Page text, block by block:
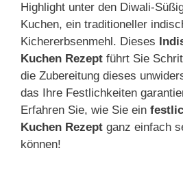
Highlight unter den Diwali-
Kuchen, ein traditioneller
Kichererbsenmehl. Dieses
Kuchen Rezept führt Sie
die Zubereitung dieses
das Ihre Festlichkeiten
Erfahren Sie, wie Sie ein
Kuchen Rezept ganz einfach
können!